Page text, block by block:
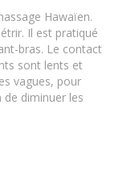
Hawaïen.
Il est pratiqué
bras. Le contact
sont lents et
vagues, pour
diminuer les